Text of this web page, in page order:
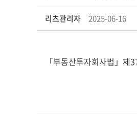
리츠관리자 2025-06-16
「부동산투자회사법」